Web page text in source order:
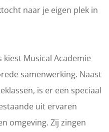
naar je eigen plek in
Musical Academie
samenwerking. Naast
is er een speciaal
uit ervaren
omgeving. Zij zingen